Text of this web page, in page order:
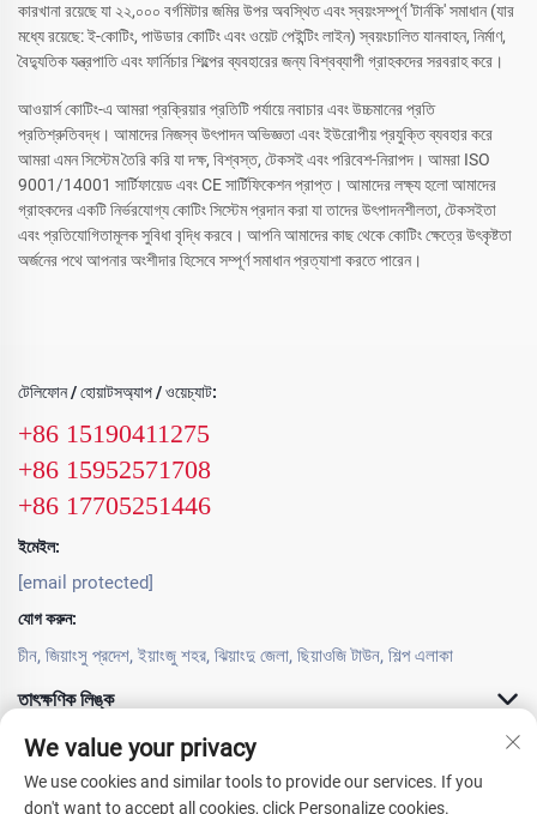
কারখানা রয়েছে যা ২২,০০০ বর্গমিটার জমির উপর অবস্থিত এবং স্বয়ংসম্পূর্ণ 'টার্নকি' সমাধান (যার
মধ্যে রয়েছে: ই-কোটিং, পাউডার কোটিং এবং ওয়েট পেইন্টিং লাইন) স্বয়ংচালিত যানবাহন, নির্মাণ,
বৈদ্যুতিক যন্ত্রপাতি এবং ফার্নিচার শিল্পের ব্যবহারের জন্য বিশ্বব্যাপী গ্রাহকদের সরবরাহ করে।
আওয়ার্স কোটিং-এ আমরা প্রক্রিয়ার প্রতিটি পর্যায়ে নবাচার এবং উচ্চমানের প্রতি
প্রতিশ্রুতিবদ্ধ। আমাদের নিজস্ব উৎপাদন অভিজ্ঞতা এবং ইউরোপীয় প্রযুক্তি ব্যবহার করে
আমরা এমন সিস্টেম তৈরি করি যা দক্ষ, বিশ্বস্ত, টেকসই এবং পরিবেশ-নিরাপদ। আমরা ISO
9001/14001 সার্টিফায়েড এবং CE সার্টিফিকেশন প্রাপ্ত। আমাদের লক্ষ্য হলো আমাদের
গ্রাহকদের একটি নির্ভরযোগ্য কোটিং সিস্টেম প্রদান করা যা তাদের উৎপাদনশীলতা, টেকসইতা
এবং প্রতিযোগিতামূলক সুবিধা বৃদ্ধি করবে। আপনি আমাদের কাছ থেকে কোটিং ক্ষেত্রে উৎকৃষ্টতা
অর্জনের পথে আপনার অংশীদার হিসেবে সম্পূর্ণ সমাধান প্রত্যাশা করতে পারেন।
টেলিফোন / হোয়াটসঅ্যাপ / ওয়েচ্যাট:
+86 15190411275
+86 15952571708
+86 17705251446
ইমেইল:
[email protected]
যোগ করুন:
চীন, জিয়াংসু প্রদেশ, ইয়াংজু শহর, ঝিয়াংদু জেলা, ছিয়াওজি টাউন, শিল্প এলাকা
তাৎক্ষণিক লিঙ্ক
পণ্য সামগ্রী
We value your privacy
We use cookies and similar tools to provide our services. If you
don't want to accept all cookies, click Personalize cookies.